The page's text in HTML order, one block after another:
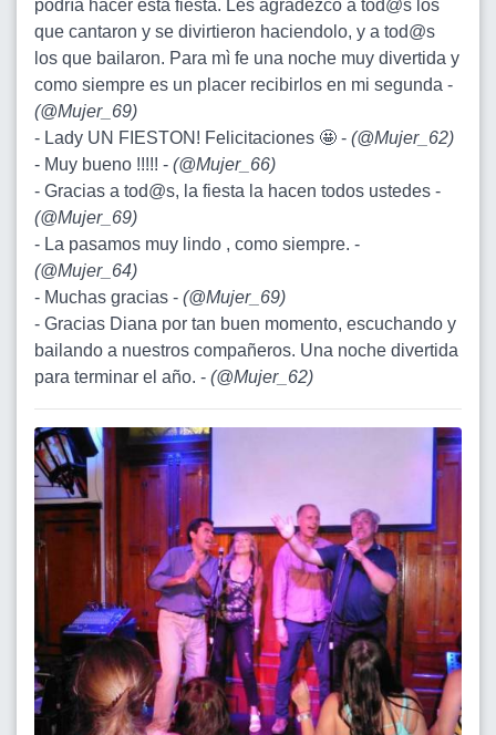
podrìa hacer esta fiesta. Les agradezco a tod@s los
que cantaron y se divirtieron haciendolo, y a tod@s
los que bailaron. Para mì fe una noche muy divertida y
como siempre es un placer recibirlos en mi segunda -
(@Mujer_69)
- Lady UN FIESTON! Felicitaciones 🤩 - (@Mujer_62)
- Muy bueno !!!!! - (@Mujer_66)
- Gracias a tod@s, la fiesta la hacen todos ustedes -
(@Mujer_69)
- La pasamos muy lindo , como siempre. -
(@Mujer_64)
- Muchas gracias - (@Mujer_69)
- Gracias Diana por tan buen momento, escuchando y
bailando a nuestros compañeros. Una noche divertida
para terminar el año. - (@Mujer_62)